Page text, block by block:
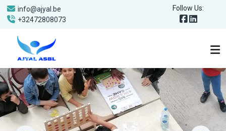
info@ajyal.be
+32472808073
Follow Us: